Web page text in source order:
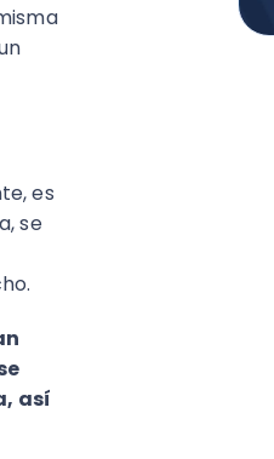
es
se
así